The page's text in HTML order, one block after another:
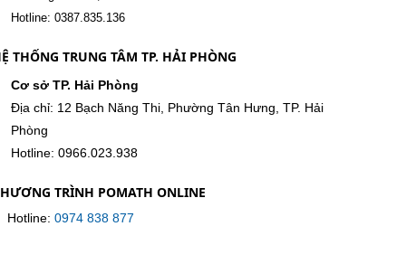
Hotline: 0387.835.136
THỐNG TRUNG TÂM TP. HẢI PHÒNG
Cơ sở TP. Hải Phòng
Địa chỉ: 12 Bạch Năng Thi, Phường Tân Hưng, TP. Hải
Phòng
Hotline: 0966.023.938
TRÌNH POMATH ONLINE
Hotline: 0974 838 877